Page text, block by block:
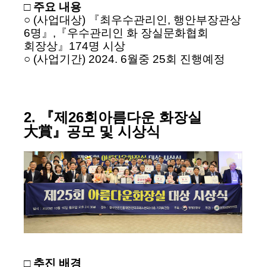
□ 주요 내용
○ (사업대상) 『최우수관리인, 행안부장관상
6명』,『우수관리인 화 장실문화협회
회장상』174명 시상
○ (사업기간) 2024. 6월중 25회 진행예정
2. 『제26회아름다운 화장실
大賞』공모 및 시상식
□ 추진 배경